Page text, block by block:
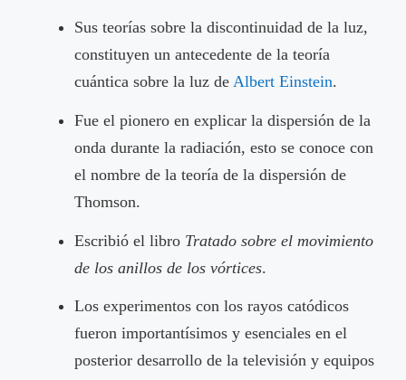
Sus teorías sobre la discontinuidad de la luz,
constituyen un antecedente de la teoría
cuántica sobre la luz deAlbert Einstein.
Fue el pionero en explicar la dispersión de la
onda durante la radiación, esto se conoce con
el nombre de la teoría de la dispersión de
Thomson.
Escribió el libro Tratado sobre el movimiento
de los anillos de los vórtices.
Los experimentos con los rayos catódicos
fueron importantísimos y esenciales en el
posterior desarrollo de la televisión y equipos